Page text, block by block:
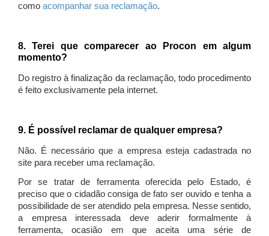
como acompanhar sua reclamação.
8. Terei que comparecer ao Procon em algum
momento?
Do registro à finalização da reclamação, todo procedimento
é feito exclusivamente pela internet.
9. É possível reclamar de qualquer empresa?
Não. É necessário que a empresa esteja cadastrada no
site para receber uma reclamação.
Por se tratar de ferramenta oferecida pelo Estado, é
preciso que o cidadão consiga de fato ser ouvido e tenha a
possibilidade de ser atendido pela empresa. Nesse sentido,
a empresa interessada deve aderir formalmente à
ferramenta, ocasião em que aceita uma série de